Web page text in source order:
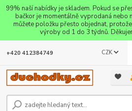
99% naší nabídky je skladem. Pokud se
bačkor je momentálně vyprodaná nebo
můžete položku přesto objednat,
výroby od 1 do 3 týdnů.
CZK
+420 412384749